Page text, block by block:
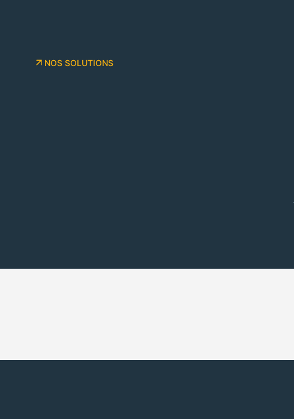
NOS SOLUTIONS